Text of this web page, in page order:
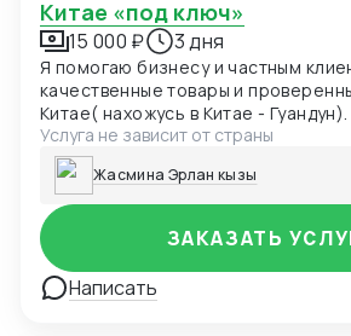
Китае «под ключ»
15 000 ₽ 3 дня
Я помогаю бизнесу и частным
качественные товары и
Китае( нахожусь в Китае -
личный опыт работы с китайскими
знание местных площадок
Taobao). Гарантирую не просто
тщательную проверку надежности
продукции и условий сделки.
тех, кто хочет начать импорт из
переплат.
Услуга не зависит от страны
Жасмина Эрлан кызы
Написать
ЗАКАЗАТЬ